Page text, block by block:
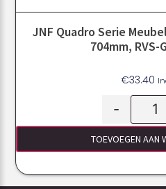
JNF Quadro Serie
704mm,
€33.40
-
TOEVOEGEN AAN